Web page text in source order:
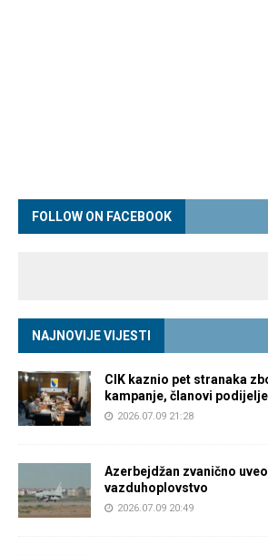
FOLLOW ON FACEBOOK
NAJNOVIJE VIJESTI
CIK kaznio pet stranaka
kampanje, članovi
2026.07.09 21:28
Azerbejdžan zvanično
vazduhoplovstvo
2026.07.09 20:49